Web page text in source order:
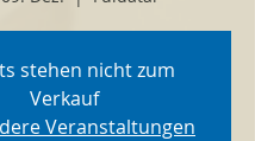
stehen nicht zum
Verkauf
Veranstaltungen